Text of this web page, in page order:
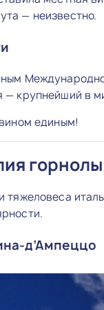
— неизвестно.
— крупнейший в
единым!
тяжеловеса
д’Ампеццо